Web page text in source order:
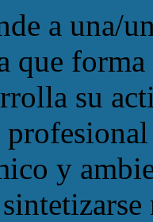
a una/
que
su
y